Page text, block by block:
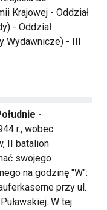
Krajowej - Oddział
- Oddział
Wydawnicze) - III
-
r., wobec
II batalion
swojego
na godzinę "W":
przy ul.
W tej